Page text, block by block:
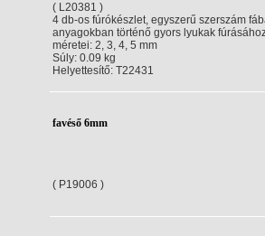
( L20381 )
4 db-os fúrókészlet, egyszerű szerszám
anyagokban történő gyors lyukak
méretei: 2, 3, 4, 5 mm
Súly: 0.09 kg
Helyettesítő: T22431
favéső 6mm
( P19006 )